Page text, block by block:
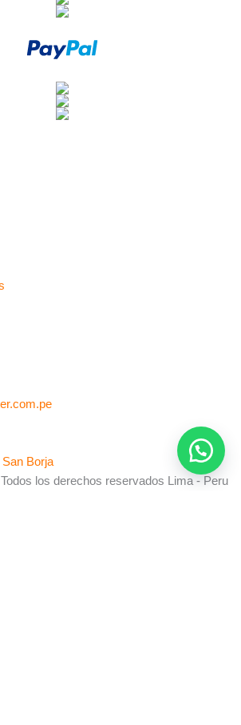
Borja
los derechos reservados Lima - Peru